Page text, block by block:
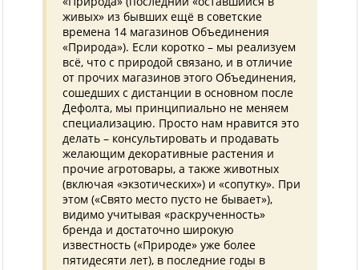
живых» из бывших ещё в советские
времена 14 магазинов Объединения
«Природа»). Если коротко – мы реализуем
всё, что с природой связано, и в отличие
от прочих магазинов этого Объединения,
сошедших с дистанции в основном после
Дефолта, мы принципиально не меняем
специализацию. Просто нам нравится это
делать – консультировать и продавать
желающим декоративные растения и
прочие агротовары, а также животных
(включая «экзотических») и «сопутку». При
этом («Свято место пусто не бывает»),
видимо учитывая «раскрученность»
бренда и достаточно широкую
известность («Природе» уже более
пятидесяти лет), в последние годы в